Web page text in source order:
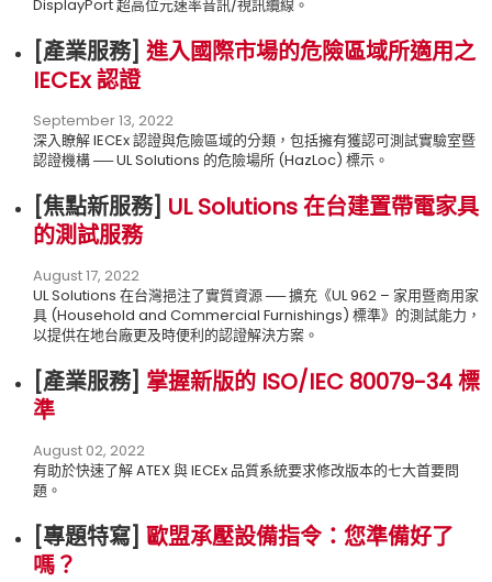
DisplayPort 超高位元速率音訊/視訊纜線。
[產業服務] 進入國際市場的危險區域所適用之
IECEx 認證
September 13, 2022
深入瞭解 IECEx 認證與危險區域的分類，包括擁有獲認可測試實驗室暨
認證機構 ── UL Solutions 的危險場所 (HazLoc) 標示。
[焦點新服務] UL Solutions 在台建置帶電家具
的測試服務
August 17, 2022
UL Solutions 在台灣挹注了實質資源 ── 擴充《UL 962 – 家用暨商用家
具 (Household and Commercial Furnishings) 標準》的測試能力，
以提供在地台廠更及時便利的認證解決方案。
[產業服務] 掌握新版的 ISO/IEC 80079-34 標
準
August 02, 2022
有助於快速了解 ATEX 與 IECEx 品質系統要求修改版本的七大首要問
題。
[專題特寫] 歐盟承壓設備指令：您準備好了
嗎？